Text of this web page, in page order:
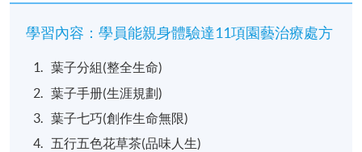
學習內容：學員能親身體驗達11項園藝治療處方
葉子分組(整全生命)
葉子手册(生涯規劃)
葉子七巧(創作生命無限)
五行五色花草茶(品味人生)